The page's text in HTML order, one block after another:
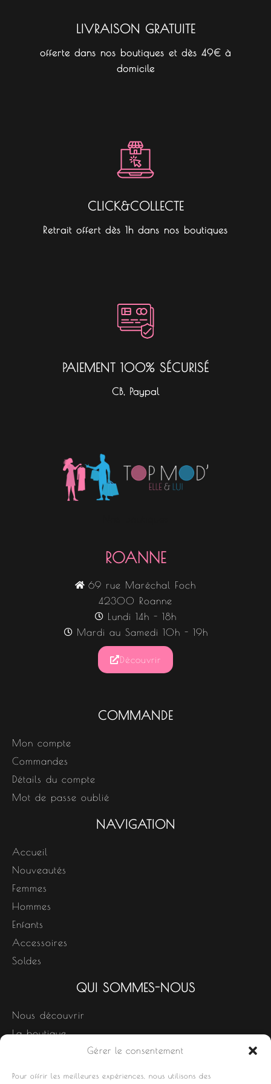
Gérer le consentement
Pour offrir les meilleures expériences, nous utilisons des
LIVRAISON GRATUITE
offerte dans nos boutiques et dès 49€ à
domicile
CLICK&COLLECTE
Retrait offert dès 1h dans nos boutiques
PAIEMENT 100% SÉCURISÉ
CB, Paypal
ROANNE
69 rue Maréchal Foch
42300 Roanne
Lundi 14h - 18h
Mardi au Samedi 10h - 19h
Découvrir
COMMANDE
Mon compte
Commandes
Détails du compte
Mot de passe oublié
NAVIGATION
Accueil
Nouveautés
Femmes
Hommes
Enfants
Accessoires
Soldes
QUI SOMMES-NOUS
Nous découvrir
La boutique